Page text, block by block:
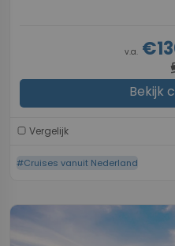
v.a.
Bekijk
Vergelijk
#Cruises vanuit Nederland